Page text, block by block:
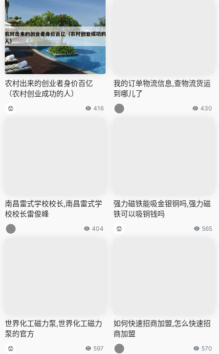
农村出来的创业者身价百亿
（农村创业成功的人）
416
我的订单物流信息,查物流货运
到哪儿了
430
南昌雷式学校校长,南昌雷式学
校校长雷俊峰
404
强力磁铁能吸金银铜吗,强力磁
铁可以吸铜钱吗
565
世界化工磁力泵,世界化工磁力
泵的官方
597
如何快速招商加盟,怎么快速招
商加盟
570